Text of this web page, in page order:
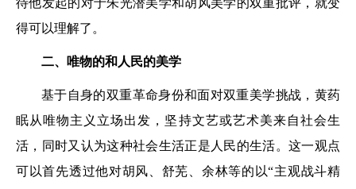
待他发起的对于朱光潜美学和胡风美学的双重批评，就变
得可以理解了。
二、唯物的和人民的美学
基于自身的双重革命身份和面对双重美学挑战，黄药
眠从唯物主义立场出发，坚持文艺或艺术美来自社会生
活，同时又认为这种社会生活正是人民的生活。这一观点
可以首先透过他对胡风、舒芜、余林等的以“主观战斗精